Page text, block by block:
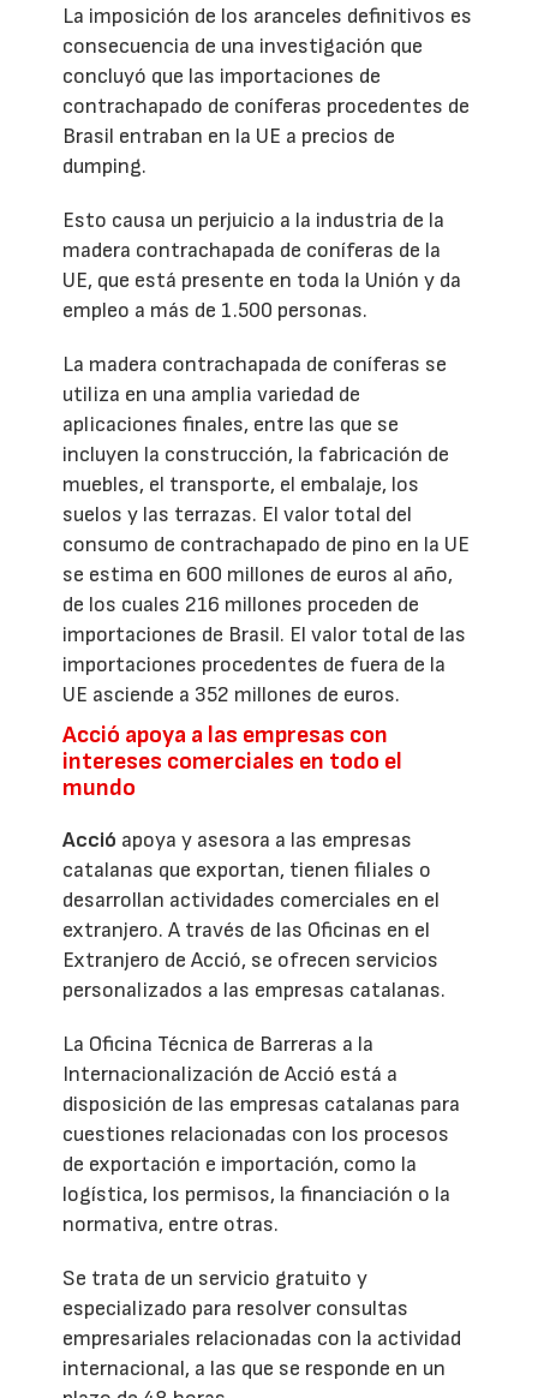
La imposición de los aranceles definitivos es
consecuencia de una investigación que
concluyó que las importaciones de
contrachapado de coníferas procedentes de
Brasil entraban en la UE a precios de
dumping.
Esto causa un perjuicio a la industria de la
madera contrachapada de coníferas de la
UE, que está presente en toda la Unión y da
empleo a más de 1.500 personas.
La madera contrachapada de coníferas se
utiliza en una amplia variedad de
aplicaciones finales, entre las que se
incluyen la construcción, la fabricación de
muebles, el transporte, el embalaje, los
suelos y las terrazas. El valor total del
consumo de contrachapado de pino en la UE
se estima en 600 millones de euros al año,
de los cuales 216 millones proceden de
importaciones de Brasil. El valor total de las
importaciones procedentes de fuera de la
UE asciende a 352 millones de euros.
Acció apoya a las empresas con
intereses comerciales en todo el
mundo
Acció apoya y asesora a las empresas
catalanas que exportan, tienen filiales o
desarrollan actividades comerciales en el
extranjero. A través de las Oficinas en el
Extranjero de Acció, se ofrecen servicios
personalizados a las empresas catalanas.
La Oficina Técnica de Barreras a la
Internacionalización de Acció está a
disposición de las empresas catalanas para
cuestiones relacionadas con los procesos
de exportación e importación, como la
logística, los permisos, la financiación o la
normativa, entre otras.
Se trata de un servicio gratuito y
especializado para resolver consultas
empresariales relacionadas con la actividad
internacional, a las que se responde en un